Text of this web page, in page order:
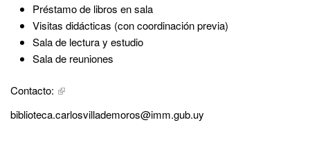
Préstamo de libros en sala
Visitas didácticas (con coordinación previa)
Sala de lectura y estudio
Sala de reuniones
Contacto:
biblioteca.carlosvillademoros@imm.gub.uy